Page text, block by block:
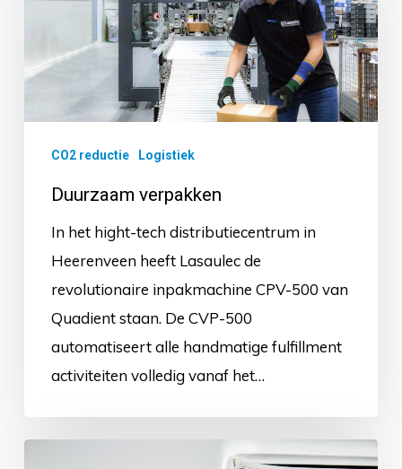
CO2 reductie Logistiek
Duurzaam verpakken
In het hight-tech distributiecentrum in
Heerenveen heeft Lasaulec de
revolutionaire inpakmachine CPV-500 van
Quadient staan. De CVP-500
automatiseert alle handmatige fulfillment
activiteiten volledig vanaf het…